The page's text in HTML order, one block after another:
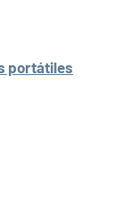
portátiles